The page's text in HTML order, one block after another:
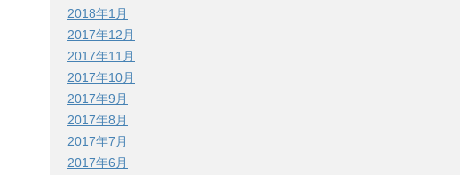
2018年1月
2017年12月
2017年11月
2017年10月
2017年9月
2017年8月
2017年7月
2017年6月